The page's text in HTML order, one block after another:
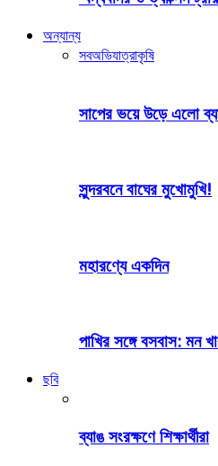
অন্যান্য
সবঅভিযাত্রাকৃষি
সাপের ভয়ে উড়ে এলো
সুন্দরবনে বাঘের মুখোমুখি!
মহারণ্যে একদিন
পাখির সঙ্গে বসবাস: মন
ছবি
ব্যাঙ সংরক্ষণে শিক্ষার্থীরা